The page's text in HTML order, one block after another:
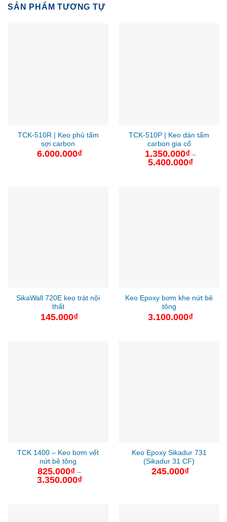
SẢN PHẨM TƯƠNG TỰ
TCK-510R | Keo phủ tấm
sợi carbon
6.000.000₫
TCK-510P | Keo dán tấm
carbon gia cố
1.350.000₫ –
5.400.000₫Khoảng
SikaWall 720E keo trát nội
thất
145.000₫
Keo Epoxy bơm khe nứt bê
tông
3.100.000₫
TCK 1400 – Keo bơm vết
nứt bê tông
825.000₫ –
3.350.000₫Khoảng
Keo Epoxy Sikadur 731
(Sikadur 31 CF)
245.000₫